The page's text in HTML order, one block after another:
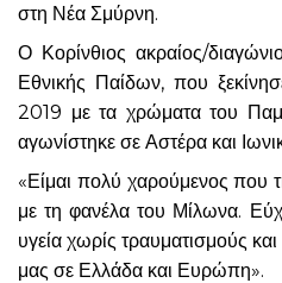
στη Νέα Σμύρνη.
Ο Κορίνθιος ακραίος/
Εθνικής Παίδων, που
2019 με τα χρώματα του
αγωνίστηκε σε Αστέρα και
«Είμαι πολύ χαρούμενος που
με τη φανέλα του Μίλωνα.
υγεία χωρίς τραυματισμούς
μας σε Ελλάδα και Ευρώπη».